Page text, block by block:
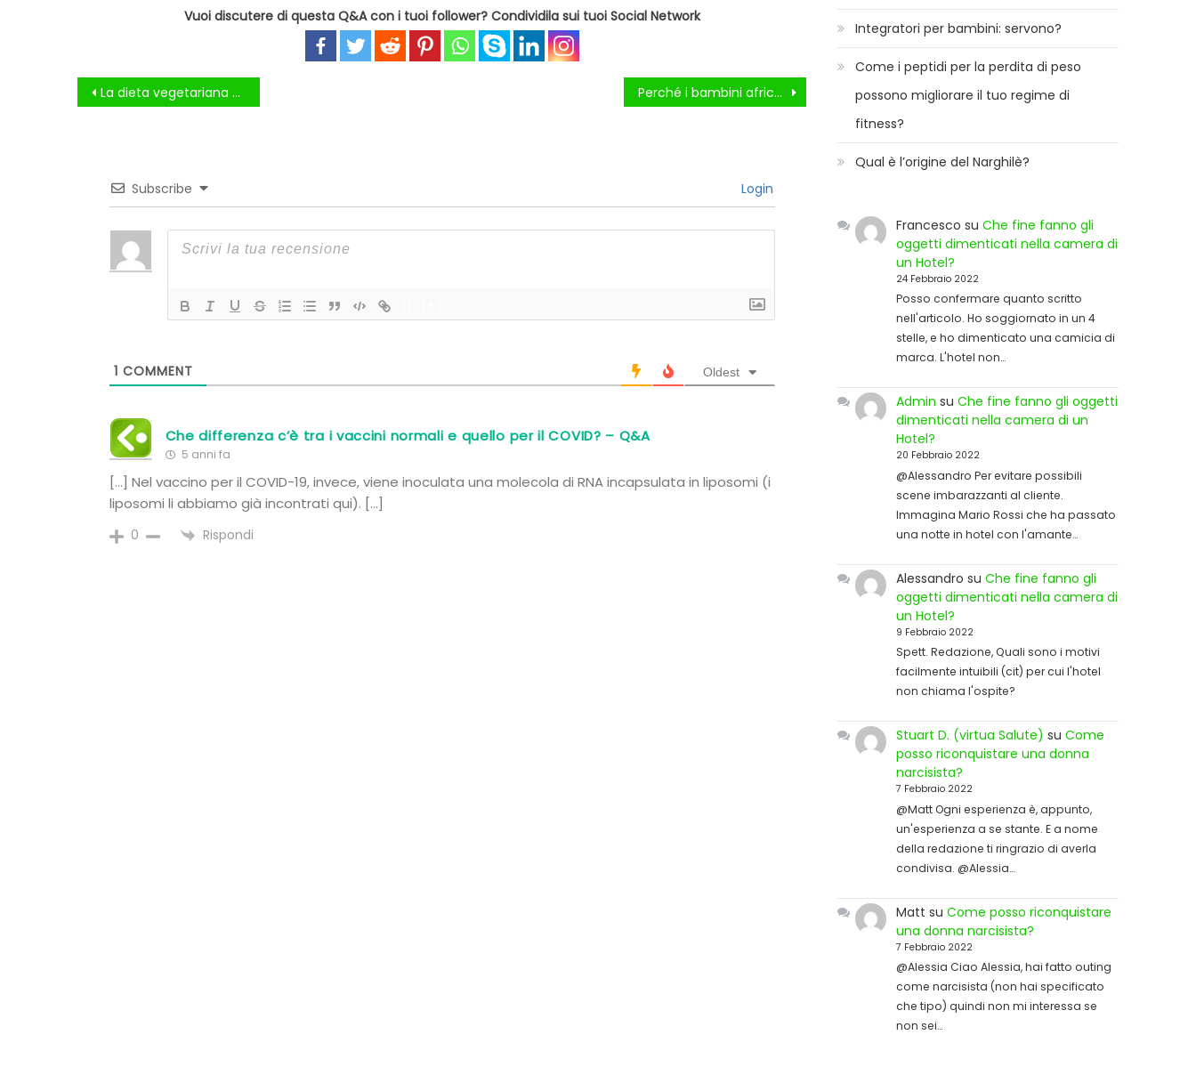
Vuoi discutere di questa Q&A con i tuoi follower? Condividila sui tuoi Social Network
Navigazione
La dieta vegetariana o vegana fa dimagrire? Perché i bambini africani hanno la pancia gonfia?
Subscribe Login
1 COMMENT Oldest
Che differenza c’è tra i vaccini normali e quello per il COVID? – Q&A
5 anni fa
[…] Nel vaccino per il COVID-19, invece, viene inoculata una molecola di RNA incapsulata in liposomi (i
liposomi li abbiamo già incontrati qui). […]
0 Rispondi
Integratori per bambini: servono?
Come i peptidi per la perdita di peso
possono migliorare il tuo regime di
fitness?
Qual è l’origine del Narghilè?
Francesco su Che fine fanno gli
oggetti dimenticati nella camera di
un Hotel?
24 Febbraio 2022
Posso confermare quanto scritto
nell'articolo. Ho soggiornato in un 4
stelle, e ho dimenticato una camicia di
marca. L'hotel non…
Admin su Che fine fanno gli oggetti
dimenticati nella camera di un
Hotel?
20 Febbraio 2022
@Alessandro Per evitare possibili
scene imbarazzanti al cliente.
Immagina Mario Rossi che ha passato
una notte in hotel con l'amante…
Alessandro su Che fine fanno gli
oggetti dimenticati nella camera di
un Hotel?
9 Febbraio 2022
Spett. Redazione, Quali sono i motivi
facilmente intuibili (cit) per cui l'hotel
non chiama l'ospite?
Stuart D. (virtua Salute) su Come
posso riconquistare una donna
narcisista?
7 Febbraio 2022
@Matt Ogni esperienza è, appunto,
un'esperienza a se stante. E a nome
della redazione ti ringrazio di averla
condivisa. @Alessia…
Matt su Come posso riconquistare
una donna narcisista?
7 Febbraio 2022
@Alessia Ciao Alessia, hai fatto outing
come narcisista (non hai specificato
che tipo) quindi non mi interessa se
non sei…